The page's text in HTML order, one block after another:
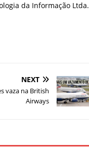
da Informação Ltda.
NEXT
vaza na British
Airways